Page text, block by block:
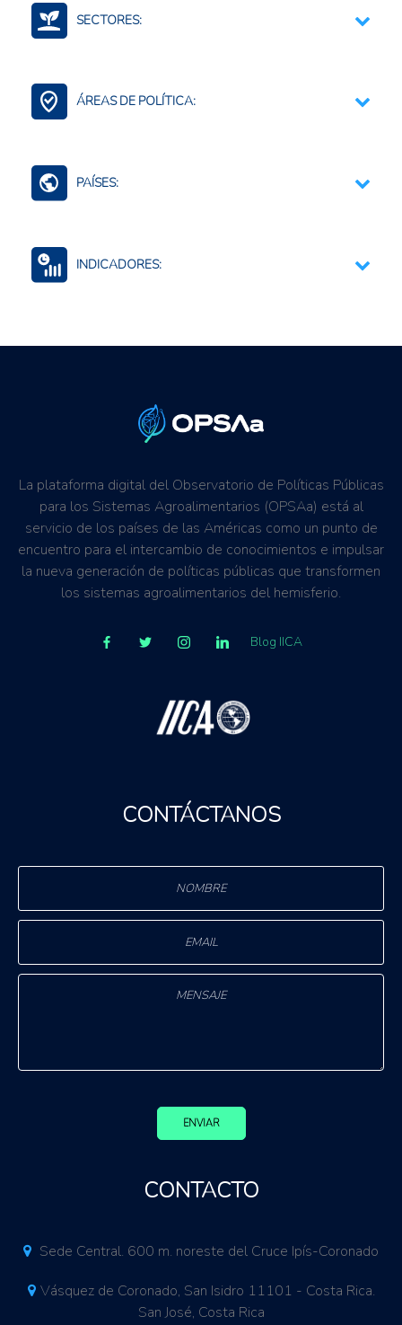
SECTORES:
Agroalimentario (total)
ÁREAS DE POLÍTICA:
PAÍSES:
INDICADORES:
La plataforma digital del Observatorio de Políticas Públicas
para los Sistemas Agroalimentarios (OPSAa) está al
servicio de los países de las Américas como un punto de
encuentro para el intercambio de conocimientos e impulsar
la nueva generación de políticas públicas que transformen
los sistemas agroalimentarios del hemisferio.
Blog IICA
CONTÁCTANOS
ENVIAR
CONTACTO
Sede Central. 600 m. noreste del Cruce Ipís-Coronado
Vásquez de Coronado, San Isidro 11101 - Costa Rica.
San José, Costa Rica